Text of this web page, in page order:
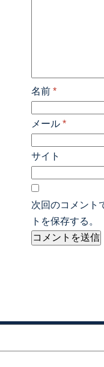
名前 *
メール *
サイト
次回のコメント
トを保存する。